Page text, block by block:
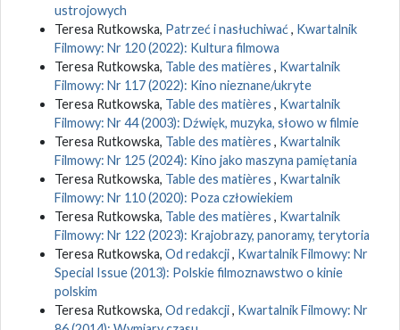
ustrojowych
Teresa Rutkowska, Patrzeć i nasłuchiwać, Kwartalnik
Filmowy: Nr 120 (2022): Kultura filmowa
Teresa Rutkowska, Table des matières , Kwartalnik
Filmowy: Nr 117 (2022): Kino nieznane/ukryte
Teresa Rutkowska, Table des matières , Kwartalnik
Filmowy: Nr 44 (2003): Dźwięk, muzyka, słowo w filmie
Teresa Rutkowska, Table des matières , Kwartalnik
Filmowy: Nr 125 (2024): Kino jako maszyna pamiętania
Teresa Rutkowska, Table des matières , Kwartalnik
Filmowy: Nr 110 (2020): Poza człowiekiem
Teresa Rutkowska, Table des matières , Kwartalnik
Filmowy: Nr 122 (2023): Krajobrazy, panoramy, terytoria
Teresa Rutkowska, Od redakcji, Kwartalnik Filmowy: Nr
Special Issue (2013): Polskie filmoznawstwo o kinie
polskim
Teresa Rutkowska, Od redakcji, Kwartalnik Filmowy: Nr